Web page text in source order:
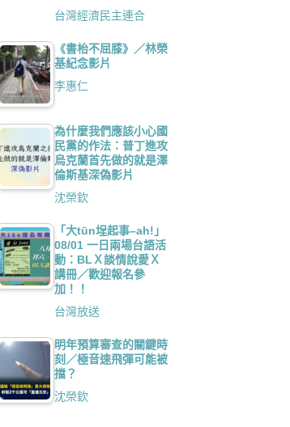
台灣經濟民主連合
《書枱不屈膝》／林榮
基紀念影片
李惠仁
為什麼我們應該小心國
民黨的作法：普丁進攻
烏克蘭首先做的就是澤
倫斯基深偽影片
沈榮欽
「大tūn埕起事–ah!」
08/01 一日兩場台語活
動：BLＸ談情說愛Ｘ
講冊／歡迎報名參
加！！
台灣放送
明年預算審查的關鍵時
刻／極音速飛彈可能被
擋？
沈榮欽